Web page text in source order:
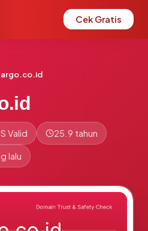
Cek Gratis
Valid 25.9 tahun
lalu